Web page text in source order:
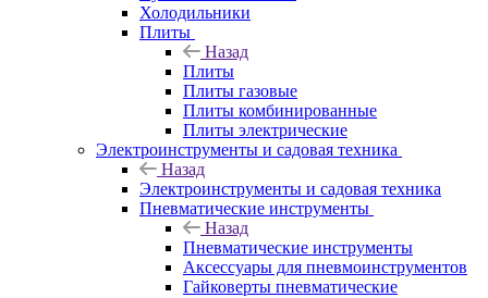
Холодильники
Плиты
Назад
Плиты
Плиты газовые
Плиты комбинированные
Плиты электрические
Электроинструменты и садовая техника
Назад
Электроинструменты и садовая техника
Пневматические инструменты
Назад
Пневматические инструменты
Аксессуары для пневмоинструментов
Гайковерты пневматические